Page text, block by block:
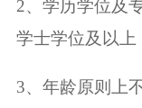
2、学历学位及
学士学位及以上
3、年龄原则上